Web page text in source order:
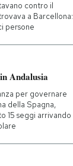
contro il
a Barcellona:
persone
Andalusia
per governare
della Spagna,
15 seggi arrivando